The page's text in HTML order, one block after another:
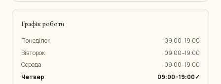
Графік роботи
Понеділок
09:00–19:00
Вівторок
09:00–19:00
Середа
09:00–19:00
Четвер
09:00–19:00✓